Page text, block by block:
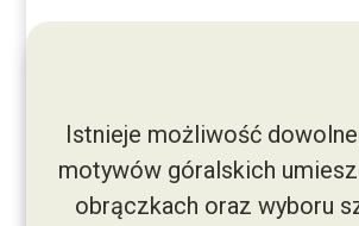
Istnieje możliwość
motywów góralskich
obrączkach oraz wyboru